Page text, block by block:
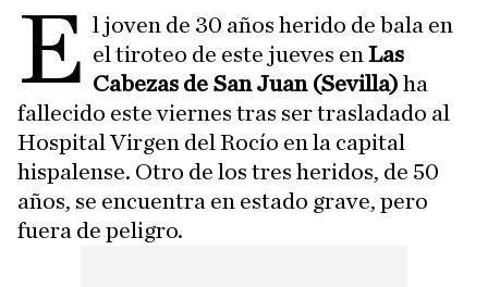
E l joven de 30 años herido de bala en
el tiroteo de este jueves enLas
Cabezas de San Juan (Sevilla) ha
fallecido este viernes tras ser trasladado al
Hospital Virgen del Rocío en la capital
hispalense. Otro de los tres heridos, de 50
años, se encuentra en estado grave, pero
fuera de peligro.